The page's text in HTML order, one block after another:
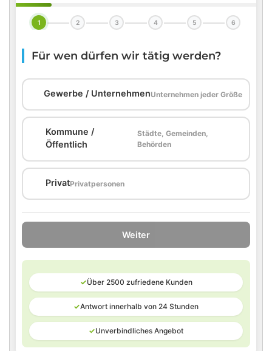
1 2 3 4 5 6
Für wen dürfen wir tätig werden?
Gewerbe / UnternehmenUnternehmen jeder Größe
Kommune /
Öffentlich
Städte, Gemeinden,
Behörden
PrivatPrivatpersonen
Weiter
✓Über 2500 zufriedene Kunden
✓Antwort innerhalb von 24 Stunden
✓Unverbindliches Angebot